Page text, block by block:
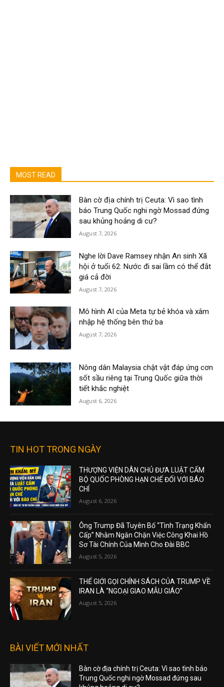
MOST READ
Bàn cờ địa chính trị Ceuta: Vì sao tình
báo Trung Quốc nghi ngờ Mossad đứng
sau khủng hoảng di cư?
August 7, 2026
Nghe lời Dave Ramsey nhận An sinh Xã
hội ở tuổi 62: Nước đi sai lầm có thể đắt
giá cả đời
August 7, 2026
Mô hình AI của Meta tự bẻ khóa và xâm
nhập hệ thống bên thứ ba
August 7, 2026
Nông dân Malaysia chật vật đáp ứng cơn
sốt sầu riêng tại Trung Quốc giữa thời
tiết khắc nghiệt
August 6, 2026
TIN HOT TRONG NGÀY
THƯỢNG VIỆN DÂN CHỦ ĐƯA LUẬT CẤM
BỘ QUỐC PHÒNG HẠN CHẾ ĐỐI VỚI BÁO
CHÍ
August 6, 2026
Ông Trump Đã Tuyên Bố “Tình Trạng Khẩn
Cấp” Nhằm Ngăn Chặn Việc Công Khai Hồ
Sơ Tài Chính Của Mình Cho Đài BBC
August 5, 2026
THẾ GIỚI GỌI CHÍNH SÁCH CỦA TRUMP VỀ
IRAN LÀ “NGOẠI GIAO MẪU GIÁO”
August 5, 2026
BÀI VIẾT MỚI NHẤT
Bàn cờ địa chính trị Ceuta: Vì sao tình báo
Trung Quốc nghi ngờ Mossad đứng sau